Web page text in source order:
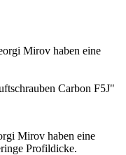
Mirov haben eine
Carbon F5J"
Mirov haben eine
Profildicke.